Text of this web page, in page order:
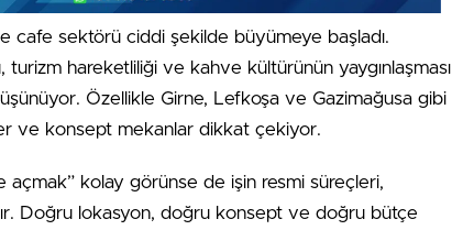
cafe sektörü ciddi şekilde büyümeye başladı.
hareketliliği ve kahve kültürünün yaygınlaşması
Özellikle Girne, Lefkoşa ve Gazimağusa gibi
ve konsept mekanlar dikkat çekiyor.
açmak” kolay görünse de işin resmi süreçleri,
Doğru lokasyon, doğru konsept ve doğru bütçe